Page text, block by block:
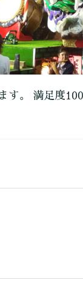
す。 満足度